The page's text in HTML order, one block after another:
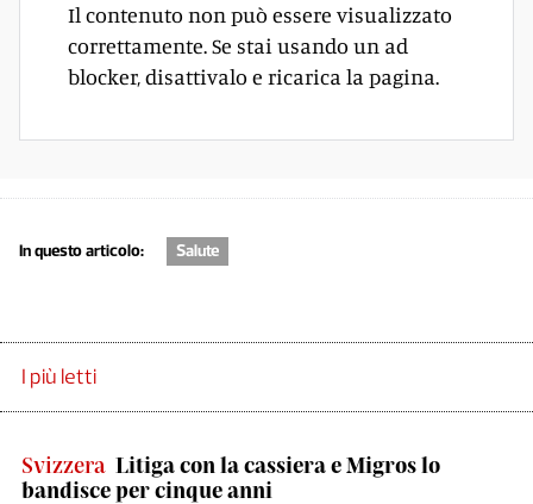
Il contenuto non può essere visualizzato
correttamente. Se stai usando un ad
blocker, disattivalo e ricarica la pagina.
In questo articolo: Salute
I più letti
Svizzera Litiga con la cassiera e Migros lo
bandisce per cinque anni